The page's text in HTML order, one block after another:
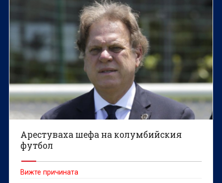
Арестуваха шефа на колумбийския
футбол
Вижте причината